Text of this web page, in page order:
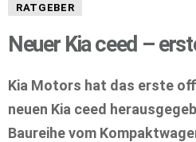
RATGEBER
Neuer Kia ceed –
Kia Motors hat das erste
neuen Kia ceed
Baureihe vom